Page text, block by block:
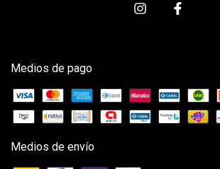
Medios de pago
Medios de envío